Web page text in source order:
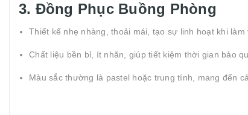
3. Đồng Phục Buồng Phòng
Thiết kế nhẹ nhàng, thoải mái, tạo sự linh hoạt khi làm
Chất liệu bền bỉ, ít nhăn, giúp tiết kiệm thời gian bảo
Màu sắc thường là pastel hoặc trung tính, mang đến